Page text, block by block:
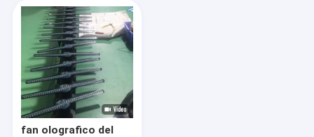
Contrassegno all'aperto di Digital
Contrassegno di Digital dell'elevatore
pubblicità del contrassegno digitale
Contrassegno fissato al muro di Digital
fan olografico del